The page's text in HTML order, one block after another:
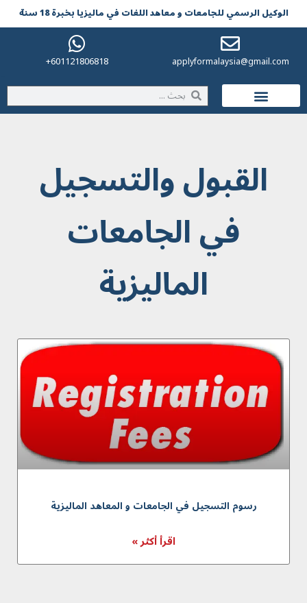
الوکیل الرسمي للجامعات و معاهد اللغات في مالیزیا بخبرة 18 سنة
applyformalaysia@gmail.com
601121806818+
القبول والتسجيل
في الجامعات
الماليزية
رسوم التسجيل في الجامعات و المعاهد الماليزية
اقرأ أكثر »